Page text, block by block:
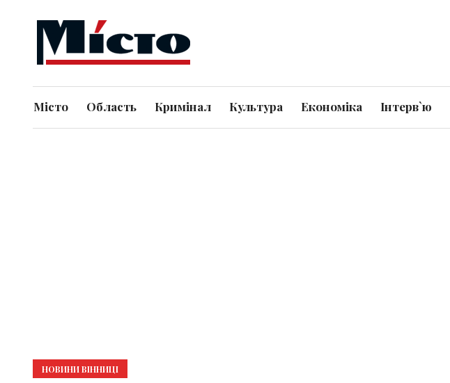
Місто Область Кримінал Культура Економіка Інтерв`ю
НОВИНИ ВІННИЦІ